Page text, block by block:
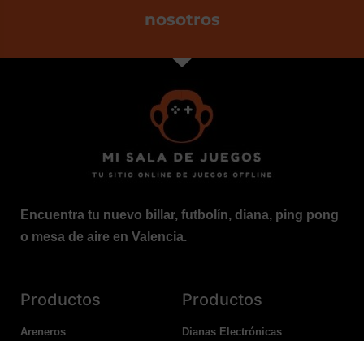
nosotros
Encuentra tu nuevo billar, futbolín, diana, ping pong
o mesa de aire en Valencia.
Productos
Areneros
Productos
Dianas Electrónicas